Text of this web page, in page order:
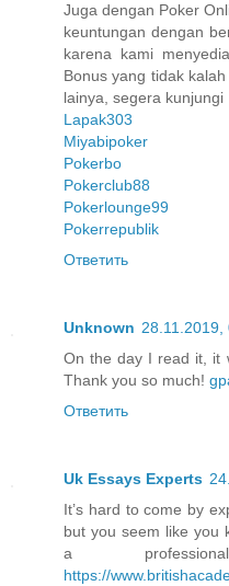
Juga dengan Poker
keuntungan dengan
karena kami
Bonus yang tidak
lainya, segera kunjungi
Lapak303
Miyabipoker
Pokerbo
Pokerclub88
Pokerlounge99
Pokerrepublik
Ответить
Unknown 28.11.2019,
On the day I read it, it
Thank you so much!
Ответить
Uk Essays Experts
It’s hard to come by
but you seem like you
a
https://